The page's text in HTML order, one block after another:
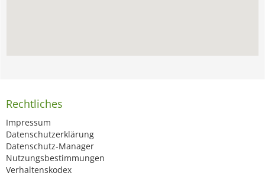
Rechtliches
Impressum
Datenschutzerklärung
Datenschutz-Manager
Nutzungsbestimmungen
Verhaltenskodex